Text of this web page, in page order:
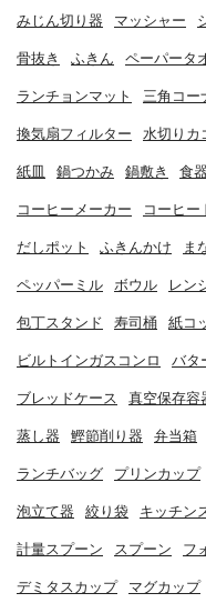
みじん切り器 マッシャー
骨抜き ふきん ペーパータ
ランチョンマット 三角コー
換気扇フィルター 水切りカ
紙皿 鍋つかみ 鍋敷き 食
コーヒーメーカー コーヒー
だしポット ふきんかけ ま
ペッパーミル ボウル レン
包丁スタンド 寿司桶 紙コ
ビルトインガスコンロ バタ
ブレッドケース 真空保存容
蒸し器 鰹節削り器 弁当箱
ランチバッグ プリンカップ
泡立て器 絞り袋 キッチン
計量スプーン スプーン フ
デミタスカップ マグカップ